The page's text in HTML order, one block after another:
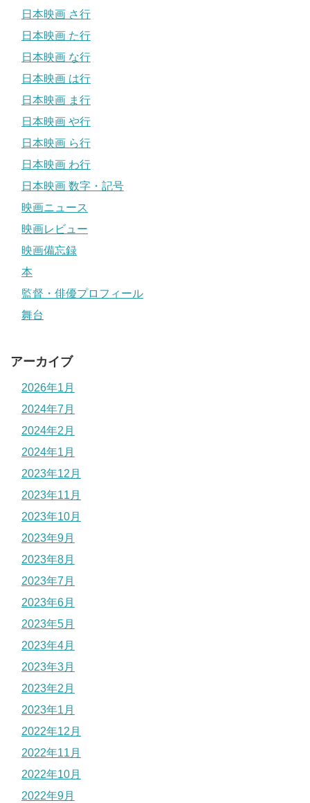
日本映画 さ行
日本映画 た行
日本映画 な行
日本映画 は行
日本映画 ま行
日本映画 や行
日本映画 ら行
日本映画 わ行
日本映画 数字・記号
映画ニュース
映画レビュー
映画備忘録
本
監督・俳優プロフィール
舞台
アーカイブ
2026年1月
2024年7月
2024年2月
2024年1月
2023年12月
2023年11月
2023年10月
2023年9月
2023年8月
2023年7月
2023年6月
2023年5月
2023年4月
2023年3月
2023年2月
2023年1月
2022年12月
2022年11月
2022年10月
2022年9月